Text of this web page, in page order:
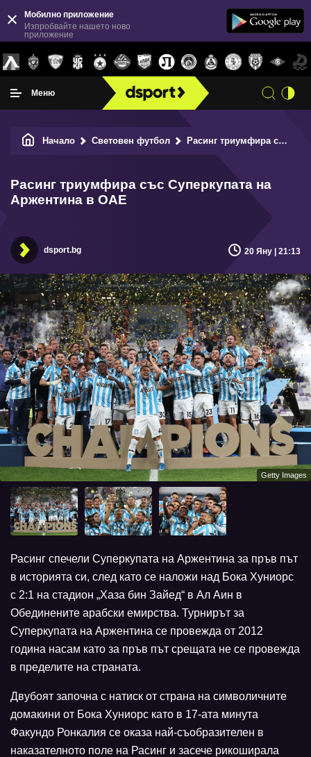
Мобилно приложение
Изпробвайте нашето ново
приложение
Меню
Начало Световен футбол Расинг триумфира със Суперкупата на Аржентина в ОАЕ
Расинг триумфира със Суперкупата на
Аржентина в ОАЕ
dsport.bg 20 Яну | 21:13
Getty Images
Расинг спечели Суперкупата на Аржентина за пръв път
в историята си, след като се наложи над Бока Хуниорс
с 2:1 на стадион „Хаза бин Зайед“ в Ал Аин в
Обединените арабски емирства. Турнирът за
Суперкупата на Аржентина се провежда от 2012
година насам като за пръв път срещата не се провежда
в пределите на страната.
Двубоят започна с натиск от страна на символичните
домакини от Бока Хуниорс като в 17-ата минута
Факундо Ронкалия се оказа най-съобразителен в
наказателното поле на Расинг и засече рикоширала